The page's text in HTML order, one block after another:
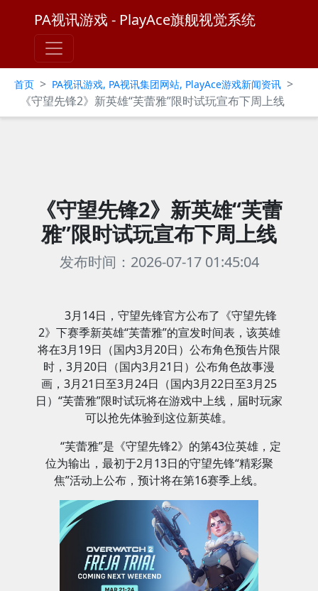
PA视讯游戏 - PlayAce旗舰视觉系统
首页 > PA视讯游戏, PA视讯集团网站, PlayAce游戏新闻资讯 >
《守望先锋2》新英雄“芙蕾雅”限时试玩宣布下周上线
《守望先锋2》新英雄“芙蕾
雅”限时试玩宣布下周上线
发布时间：2026-07-17 01:45:04
3月14日，守望先锋官方公布了《守望先锋
2》下赛季新英雄“芙蕾雅”的宣发时间表，该英雄
将在3月19日（国内3月20日）公布角色预告片限
时，3月20日（国内3月21日）公布角色故事漫
画，3月21日至3月24日（国内3月22日至3月25
日）“芙蕾雅”限时试玩将在游戏中上线，届时玩家
可以抢先体验到这位新英雄。
“芙蕾雅”是《守望先锋2》的第43位英雄，定
位为输出，最初于2月13日的守望先锋“精彩聚
焦”活动上公布，预计将在第16赛季上线。